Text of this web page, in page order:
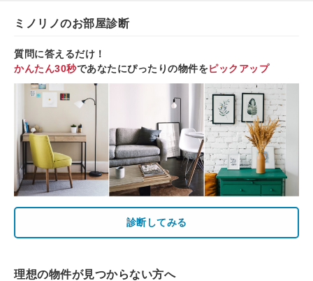
ミノリノのお部屋診断
質問に答えるだけ！
かんたん30秒であなたにぴったりの物件をピックアップ
診断してみる
理想の物件が見つからない方へ